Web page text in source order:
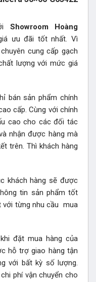
Showroom Hoàng
ưu đãi tốt nhất. Vì
cung cấp gạch
lượng với mức giá
bán sản phẩm chính
cấp. Cùng với chính
cao cho các đối tác
nhận được hàng mà
trên. Thì khách hàng
khách hàng sẽ được
tin sản phẩm tốt
với từng nhu cầu mua
đặt mua hàng của
hỗ trợ giao hàng tận
với bất kỳ số lượng.
phí vận chuyển cho